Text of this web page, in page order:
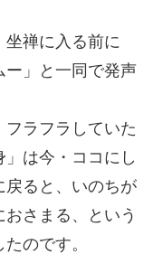
坐禅に入る前に
ー」と一同で発声
ラフラしていた
は今・ココにし
戻ると、いのちが
さまる、という
のです。